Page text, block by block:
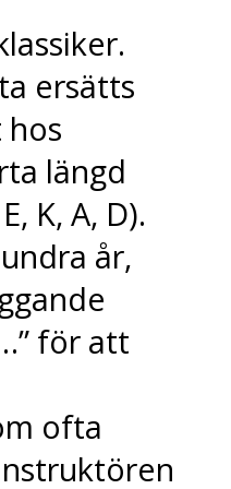
ersätts
hos
längd
K, A, D).
år,
för att
ofta